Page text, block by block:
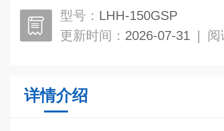
型号： LHH-150GSP
更新时间： 2026-07-31 | 阅
详情介绍